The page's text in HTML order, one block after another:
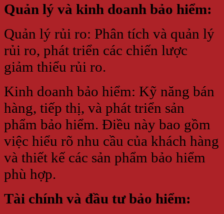
Quản lý và kinh doanh bảo hiểm:
Quản lý rủi ro: Phân tích và quản lý
rủi ro, phát triển các chiến lược
giảm thiểu rủi ro.
Kinh doanh bảo hiểm: Kỹ năng bán
hàng, tiếp thị, và phát triển sản
phẩm bảo hiểm. Điều này bao gồm
việc hiểu rõ nhu cầu của khách hàng
và thiết kế các sản phẩm bảo hiểm
phù hợp.
Tài chính và đầu tư bảo hiểm: